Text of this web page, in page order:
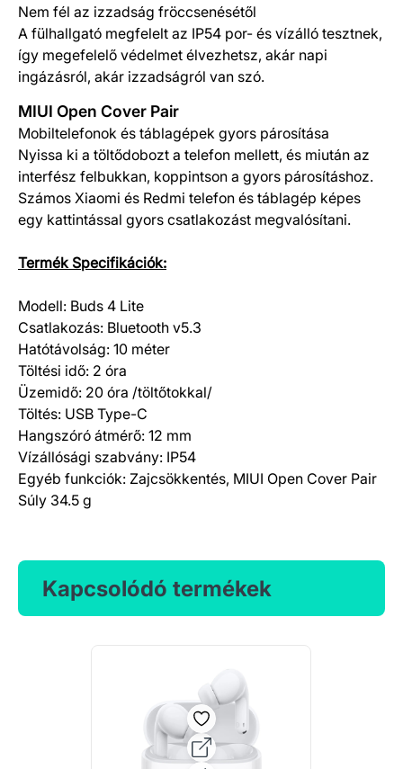
Nem fél az izzadság fröccsenésétől
A fülhallgató megfelelt az IP54 por- és vízálló tesztnek,
így megefelelő védelmet élvezhetsz, akár napi
ingázásról, akár izzadságról van szó.
MIUI Open Cover Pair
Mobiltelefonok és táblagépek gyors párosítása
Nyissa ki a töltődobozt a telefon mellett, és miután az
interfész felbukkan, koppintson a gyors párosításhoz.
Számos Xiaomi és Redmi telefon és táblagép képes
egy kattintással gyors csatlakozást megvalósítani.
Termék Specifikációk:
Modell: Buds 4 Lite
Csatlakozás: Bluetooth v5.3
Hatótávolság: 10 méter
Töltési idő: 2 óra
Üzemidő: 20 óra /töltőtokkal/
Töltés: USB Type-C
Hangszóró átmérő: 12 mm
Vízállósági szabvány: IP54
Egyéb funkciók: Zajcsökkentés, MIUI Open Cover Pair
Súly 34.5 g
Kapcsolódó termékek